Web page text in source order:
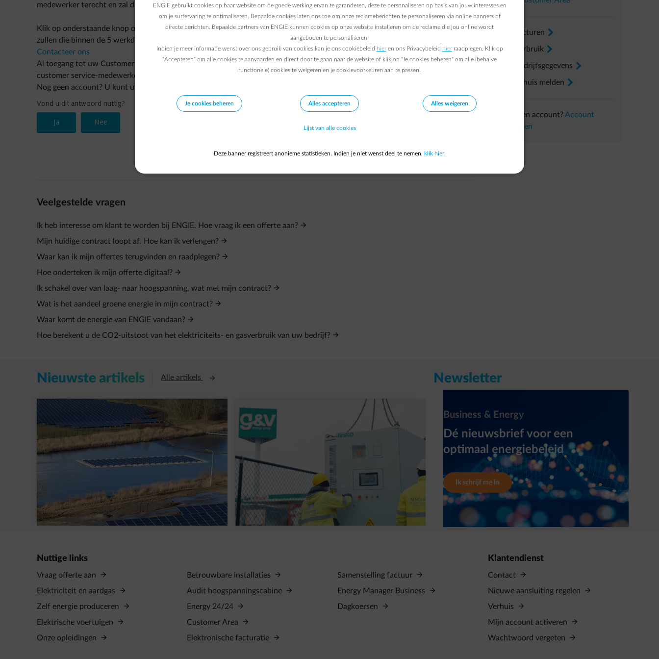
medewerker terecht en zal die nog sneller behandeld worden.
Klik op onderstaande knop om uw vraag te stellen via het online contactformulier voor ondernemingen. Onze medewerkers
zullen die binnen de 5 werkdagen behandelen.
Contacteer ons
Al toegang tot uw Customer Area? In de Customer Area vindt u de contactgegevens terug van uw accountmanager en
customer service-medewerker.
Nog geen account? U kunt uw
Veelgestelde vragen
Ik heb interesse om klant te worden bij ENGIE. Hoe vraag ik een offerte aan?
Mijn huidige contract loopt af. Hoe kan ik verlengen?
Waar kan ik mijn offertes terugvinden en raadplegen?
Hoe onderteken ik mijn offerte digitaal?
Ik schakel over van laag- naar hoogspanning, wat met mijn contract?
Wat is het aandeel groene energie in mijn contract?
Waar komt de energie van ENGIE vandaan?
Hoe berekent u de CO2-uitstoot van het elektriciteits- en gasverbruik van uw bedrijf?
Mijn facturen arrow-right
Mijn verbruik arrow-right
Mijn bedrijfsgegevens arrow-right
Een verhuis melden arrow-right
Nog geen account? Account
aanmaken
Nieuwste artikels Alle artikels Opent in een nieuw tabblad
Waarom heeft G&V een slimme
batterijinstallatie (BESS) geplaatst?
Newsletter
Business & Energy
Dé nieuwsbrief voor een
optimaal energiebeleid
Ik schrijf me in
Nuttige links
Vraag offerte aan
Elektriciteit en aardgas
Zelf energie produceren
Elektrische voertuigen
Onze opleidingen
Betrouwbare installaties
Audit hoogspanningscabine
Energy 24/24
Customer Area
Elektronische facturatie
Samenstelling factuur
Energy Manager Business
Dagkoersen
Klantendienst
Contact
Nieuwe aansluiting regelen
Verhuis
Mijn account activeren
Wachtwoord vergeten
ENGIE gebruikt cookies op haar website om de goede werking ervan te garanderen, deze te personaliseren op basis van jouw interesses en
om je surfervaring te optimaliseren. Bepaalde cookies laten ons toe om onze reclameberichten te personaliseren via online banners of
directe berichten. Bepaalde partners van ENGIE kunnen cookies op onze website installeren om de reclame die jou online wordt
aangeboden te personaliseren.
Indien je meer informatie wenst over ons gebruik van cookies kan je ons cookiebeleid hieren ons Privacybeleid hierraadplegen. Klik op
“Accepteren” om alle cookies te aanvaarden en direct door te gaan naar de website of klik op "Je cookies beheren" om alle (behalve
functionele) cookies te weigeren en je cookievoorkeuren aan te passen.
Je cookies beheren Alles accepteren Alles weigeren
Lijst van alle cookies
Deze banner registreert anonieme statistieken. Indien je niet wenst deel te nemen, klik hier.